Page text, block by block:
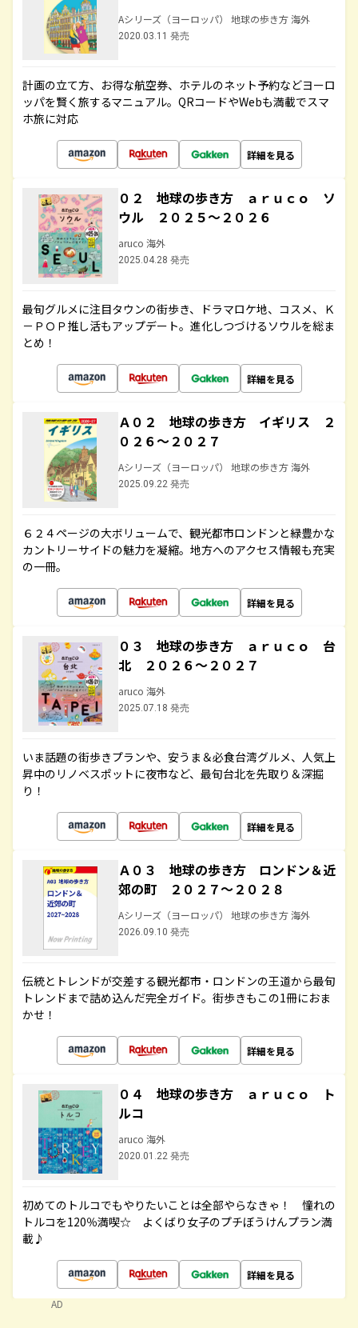
Aシリーズ（ヨーロッパ） 地球の歩き方 海外
2020.03.11 発売
計画の立て方、お得な航空券、ホテルのネット予約などヨーロ
ッパを賢く旅するマニュアル。QRコードやWebも満載でスマ
ホ旅に対応
詳細を見る
０２ 地球の歩き方 ａｒｕｃｏ ソ
ウル ２０２５～２０２６
aruco 海外
2025.04.28 発売
最旬グルメに注目タウンの街歩き、ドラマロケ地、コスメ、Ｋ
－ＰＯＰ推し活もアップデート。進化しつづけるソウルを総ま
とめ！
詳細を見る
Ａ０２ 地球の歩き方 イギリス ２
０２６～２０２７
Aシリーズ（ヨーロッパ） 地球の歩き方 海外
2025.09.22 発売
６２４ページの大ボリュームで、観光都市ロンドンと緑豊かな
カントリーサイドの魅力を凝縮。地方へのアクセス情報も充実
の一冊。
詳細を見る
０３ 地球の歩き方 ａｒｕｃｏ 台
北 ２０２６～２０２７
aruco 海外
2025.07.18 発売
いま話題の街歩きプランや、安うま＆必食台湾グルメ、人気上
昇中のリノベスポットに夜市など、最旬台北を先取り＆深掘
り！
詳細を見る
Ａ０３ 地球の歩き方 ロンドン＆近
郊の町 ２０２７～２０２８
Aシリーズ（ヨーロッパ） 地球の歩き方 海外
2026.09.10 発売
伝統とトレンドが交差する観光都市・ロンドンの王道から最旬
トレンドまで詰め込んだ完全ガイド。街歩きもこの1冊におま
かせ！
詳細を見る
０４ 地球の歩き方 ａｒｕｃｏ ト
ルコ
aruco 海外
2020.01.22 発売
初めてのトルコでもやりたいことは全部やらなきゃ！ 憧れの
トルコを120％満喫☆ よくばり女子のプチぼうけんプラン満
載♪
詳細を見る
AD